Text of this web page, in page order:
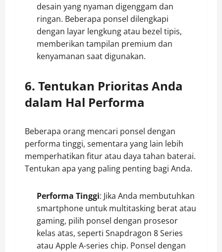
desain yang nyaman digenggam dan
ringan. Beberapa ponsel dilengkapi
dengan layar lengkung atau bezel tipis,
memberikan tampilan premium dan
kenyamanan saat digunakan.
6. Tentukan Prioritas Anda
dalam Hal Performa
Beberapa orang mencari ponsel dengan
performa tinggi, sementara yang lain lebih
memperhatikan fitur atau daya tahan baterai.
Tentukan apa yang paling penting bagi Anda.
Performa Tinggi: Jika Anda membutuhkan
smartphone untuk multitasking berat atau
gaming, pilih ponsel dengan prosesor
kelas atas, seperti Snapdragon 8 Series
atau Apple A-series chip. Ponsel dengan